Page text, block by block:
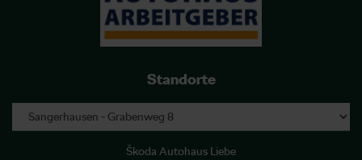
Standorte
Škoda Autohaus Liebe